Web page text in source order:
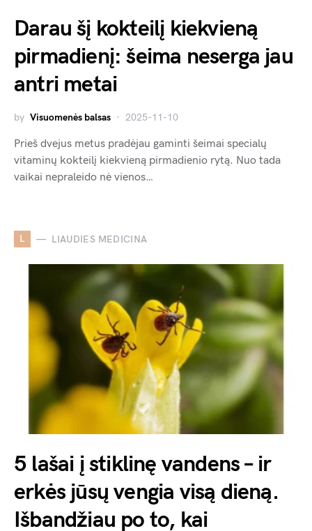
Darau šį kokteilį kiekvieną
pirmadienį: šeima neserga jau
antri metai
by Visuomenės balsas 2025-11-10
Prieš dvejus metus pradėjau gaminti šeimai specialų
vitaminų kokteilį kiekvieną pirmadienio rytą. Nuo tada
vaikai nepraleido nė vienos…
L LIAUDIES MEDICINA
5 lašai į stiklinę vandens – ir
erkės jūsų vengia visą dieną.
Išbandžiau po to, kai